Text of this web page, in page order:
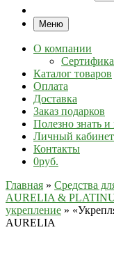
Меню
О компании
Каталог товаров
Оплата
Доставка
Заказ подарков
Полезно знать
Личный кабинет
Контакты
0руб.
Главная » Средства
AURELIA &
укрепление »
AURELIA